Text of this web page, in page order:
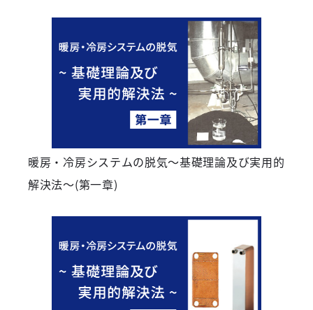
暖房・冷房システムの脱気～基礎理論及び実用的
解決法～(第一章)